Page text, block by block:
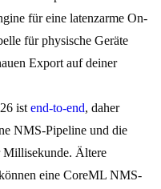
für eine latenzarme On-
für physische Geräte
Export auf deiner
ist end-to-end, daher
NMS-Pipeline und die
Millisekunde. Ältere
eine CoreML NMS-